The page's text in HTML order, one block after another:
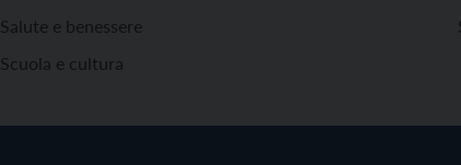
Salute e benessere
Scuola e cultura